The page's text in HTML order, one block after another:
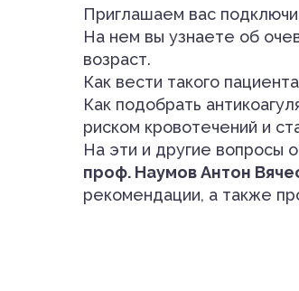
Приглашаем вас
На нем вы узнаете об
возраст.
Как вести такого
Как подобрать
риском кровотечений и
На эти и другие вопросы
проф. Наумов Антон
рекомендации, а также